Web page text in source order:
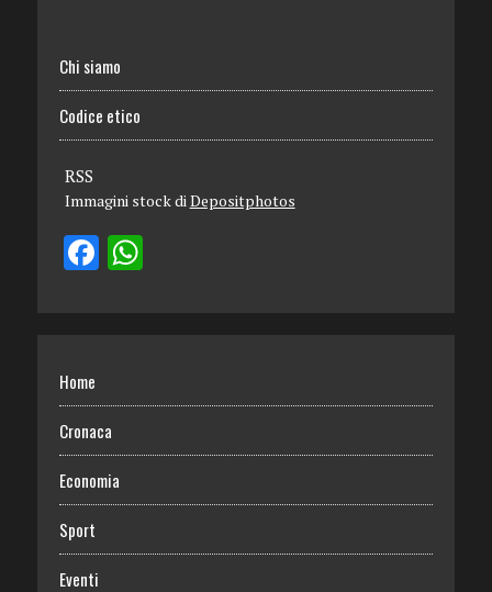
Chi siamo
Codice etico
RSS
Immagini stock di Depositphotos
Home
Cronaca
Economia
Sport
Eventi